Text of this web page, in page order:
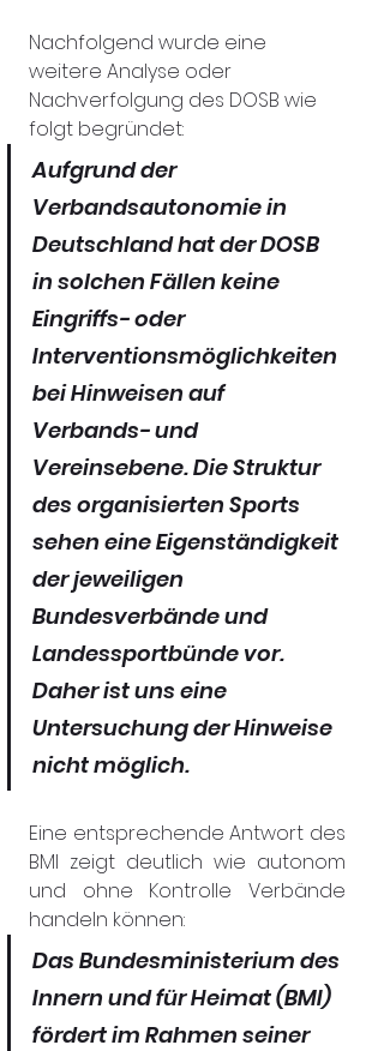
Nachfolgend wurde eine
weitere Analyse oder
Nachverfolgung des DOSB wie
folgt begründet:
Aufgrund der
Verbandsautonomie in
Deutschland hat der DOSB
in solchen Fällen keine
Eingriffs- oder
Interventionsmöglichkeiten
bei Hinweisen auf
Verbands- und
Vereinsebene. Die Struktur
des organisierten Sports
sehen eine Eigenständigkeit
der jeweiligen
Bundesverbände und
Landessportbünde vor.
Daher ist uns eine
Untersuchung der Hinweise
nicht möglich.
Eine entsprechende Antwort des
BMI zeigt deutlich wie autonom
und ohne Kontrolle Verbände
handeln können:
Das Bundesministerium des
Innern und für Heimat (BMI)
fördert im Rahmen seiner